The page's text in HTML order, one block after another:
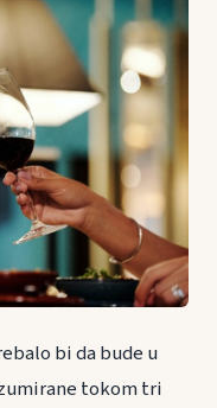
bi da bude u
tokom tri